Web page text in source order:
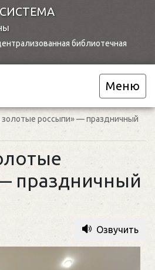
библиотечная
Меню
россыпи» — праздничный
праздничный
Озвучить